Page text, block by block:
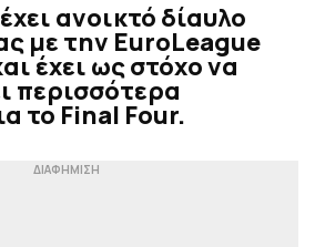
ανοικτό δίαυλο
με την EuroLeague
έχει ως στόχο να
περισσότερα
το Final Four.